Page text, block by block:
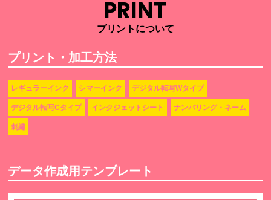
PRINT
プリントについて
プリント・加工方法
レギュラーインク シマーインク デジタル転写Wタイプ
デジタル転写Cタイプ インクジェットシート ナンバリング・ネーム
刺繡
データ作成用テンプレート